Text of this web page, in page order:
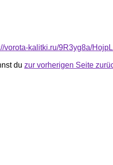
vorota-kalitki.ru/9R3yg8a/
du zur vorherigen Seite